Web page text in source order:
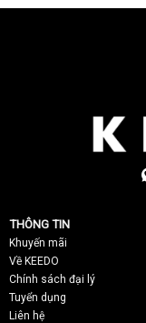
THÔNG TIN
Khuyến mãi
Về KEEDO
Chính sách đại lý
Tuyển dụng
Liên hệ